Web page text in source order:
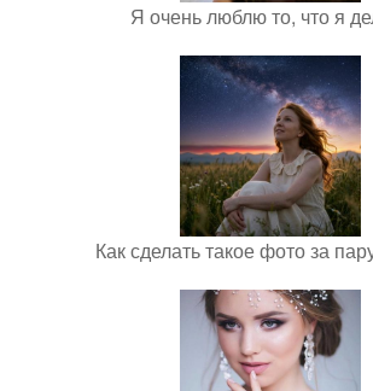
Я очень люблю то, что я
Как сделать такое фото за